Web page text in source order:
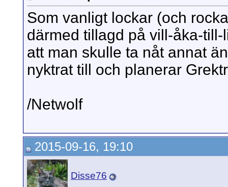
Som vanligt lockar (och
därmed tillagd på vill-åka-
att man skulle ta nåt annat
nyktrat till och planerar
/Netwolf
2015-09-16, 19:10
Disse76